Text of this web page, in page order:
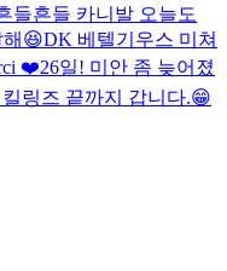
들흔들 카니발 오늘도
해😆DK 베텔기우스 미쳐
❤️26일! 미안 좀 늦어졌
링즈 끝까지 갑니다.😁